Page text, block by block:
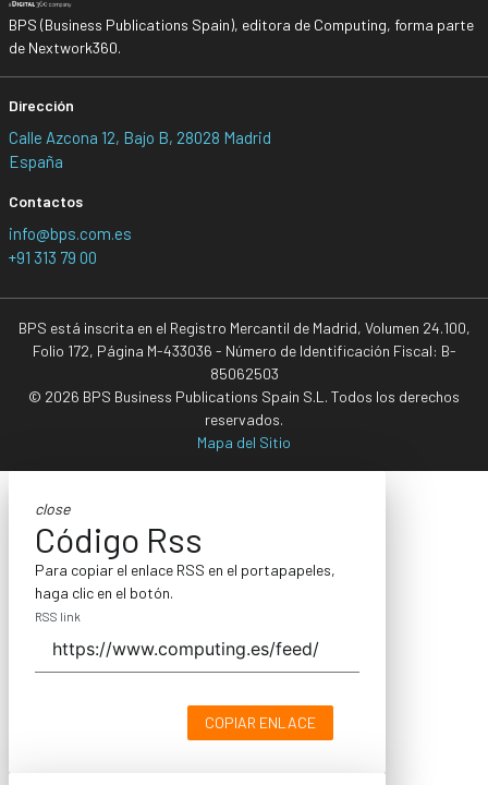
BPS (Business Publications Spain), editora de Computing, forma parte
de Nextwork360.
Dirección
Calle Azcona 12, Bajo B, 28028 Madrid
España
Contactos
info@bps.com.es
+91 313 79 00
BPS está inscrita en el Registro Mercantil de Madrid, Volumen 24.100,
Folio 172, Página M-433036 - Número de Identificación Fiscal: B-
85062503
© 2026 BPS Business Publications Spain S.L. Todos los derechos
reservados.
Mapa del Sitio
close
Código Rss
Para copiar el enlace RSS en el portapapeles,
haga clic en el botón.
RSS link
COPIAR ENLACE